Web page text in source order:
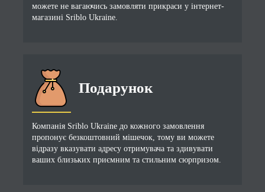
можете не вагаючись замовляти прикраси у інтернет-
магазині Sriblo Ukraine.
Подарунок
Компанія Sriblo Ukraine до кожного замовлення
пропонує безкоштовний мішечок, тому ви можете
відразу вказувати адресу отримувача та здивувати
ваших близьких приємним та стильним сюрпризом.